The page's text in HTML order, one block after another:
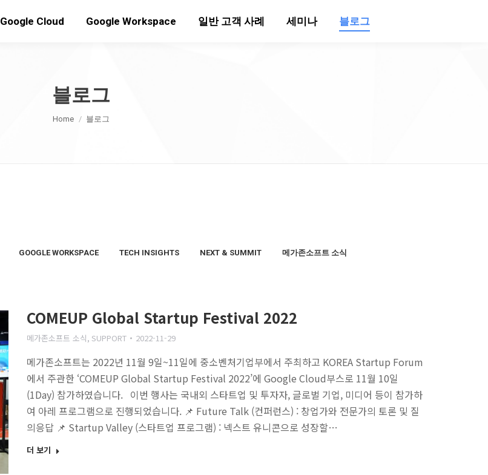
Google Cloud Google Workspace 일반 고객 사례 세미나 블로그
블로그
You are here:
Home 블로그
GOOGLE WORKSPACE TECH INSIGHTS NEXT & SUMMIT 메가존소프트 소식
COMEUP Global Startup Festival 2022
메가존소프트 소식, SUPPORT 2022-11-29
메가존소프트는 2022년 11월 9일~11일에 중소벤처기업부에서 주최하고 KOREA Startup Forum
에서 주관한 ‘COMEUP Global Startup Festival 2022’에 Google Cloud부스로 11월 10일
(1Day) 참가하였습니다. 이번 행사는 국내외 스타트업 및 투자자, 글로벌 기업, 미디어 등이 참가하
여 아레 프로그램으로 진행되었습니다. 📌 Future Talk (컨퍼런스) : 창업가와 전문가의 토론 및 질
의응답 📌 Startup Valley (스타트업 프로그램) : 넥스트 유니콘으로 성장할…
더 보기